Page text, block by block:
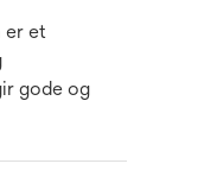
er et
gode og